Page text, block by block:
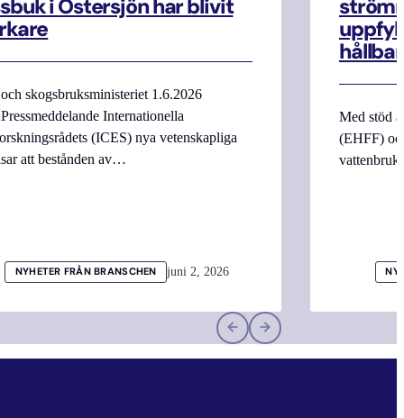
i Östersjön har blivit
skogsbruksministeriet 1.6.2026
Internationella
(ICES) nya vetenskapliga
att bestånden av…
NYHETER FRÅN BRANSCHEN juni 2, 2026
Med stöd
(EHFF)